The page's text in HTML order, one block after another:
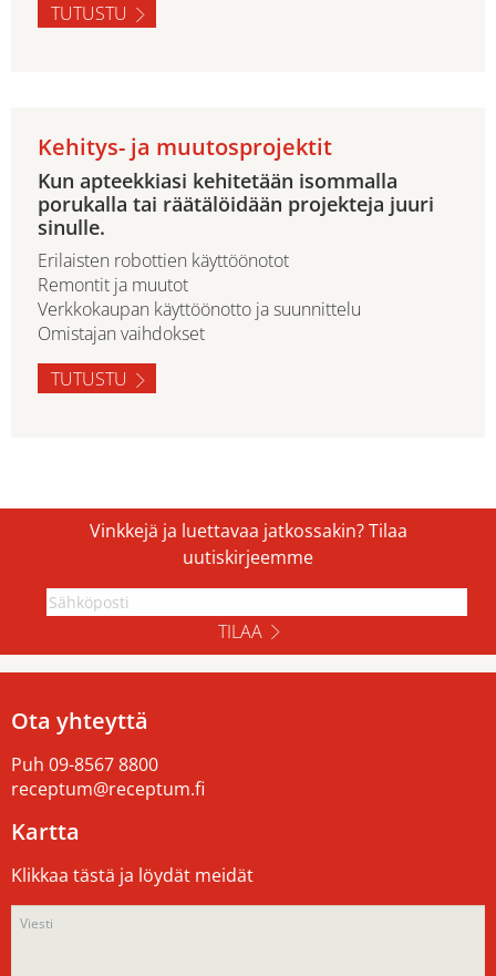
TUTUSTU
Kehitys- ja muutosprojektit
Kun apteekkiasi kehitetään isommalla
porukalla tai räätälöidään projekteja juuri
sinulle.
Erilaisten robottien käyttöönotot
Remontit ja muutot
Verkkokaupan käyttöönotto ja suunnittelu
Omistajan vaihdokset
TUTUSTU
Vinkkejä ja luettavaa jatkossakin? Tilaa
uutiskirjeemme
TILAA
Ota yhteyttä
Puh 09-8567 8800
receptum@receptum.fi
Kartta
Klikkaa tästä ja löydät meidät